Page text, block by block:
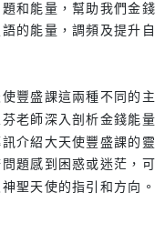
和能量，幫助我們金錢
的能量，調頻及提升自
豐盛課這兩種不同的主
老師深入剖析金錢能量
介紹大天使豐盛課的靈
題感到困惑或迷茫，可
聖天使的指引和方向。